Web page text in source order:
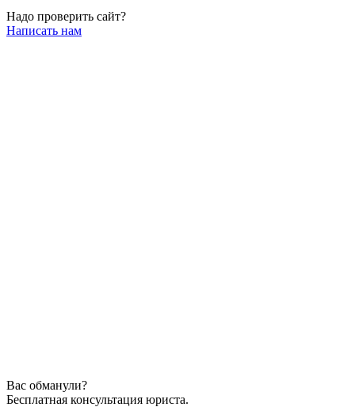
Надо проверить сайт?
Написать нам
Вас обманули?
Бесплатная консультация юриста.